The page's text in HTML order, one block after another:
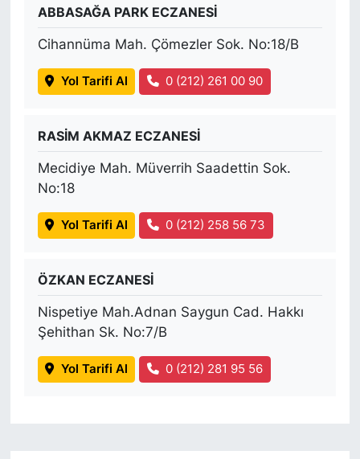
ABBASAĞA PARK ECZANESİ
Cihannüma Mah. Çömezler Sok. No:18/B
Yol Tarifi Al 0 (212) 261 00 90
RASİM AKMAZ ECZANESİ
Mecidiye Mah. Müverrih Saadettin Sok.
No:18
Yol Tarifi Al 0 (212) 258 56 73
ÖZKAN ECZANESİ
Nispetiye Mah.Adnan Saygun Cad. Hakkı
Şehithan Sk. No:7/B
Yol Tarifi Al 0 (212) 281 95 56